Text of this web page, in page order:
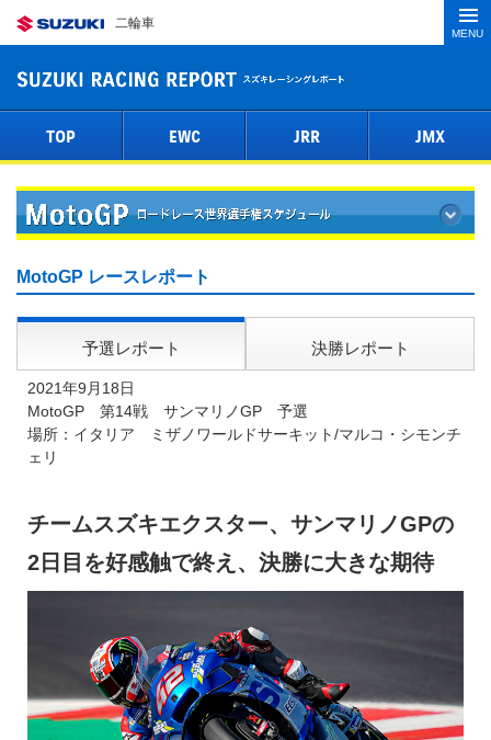
二輪車
MENU
TOP EWC JRR JMX
MotoGP レースレポート
予選レポート 決勝レポート
2021年9月18日
MotoGP 第14戦 サンマリノGP 予選
場所：イタリア ミザノワールドサーキット/マルコ・シモンチ
ェリ
チームスズキエクスター、サンマリノGPの
2日目を好感触で終え、決勝に大きな期待